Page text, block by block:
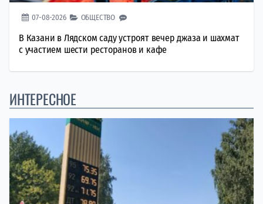
07-08-2026 ОБЩЕСТВО
В Казани в Лядском саду устроят вечер джаза и шахмат
с участием шести ресторанов и кафе
ИНТЕРЕСНОЕ